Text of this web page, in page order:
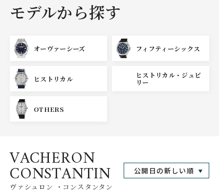
モデルから探す
オーヴァーシーズ フィフティーシックス
ヒストリカル ヒストリカル・ジュビ
リー
OTHERS
VACHERON
CONSTANTIN
ヴァシュロン ・コンスタンタン